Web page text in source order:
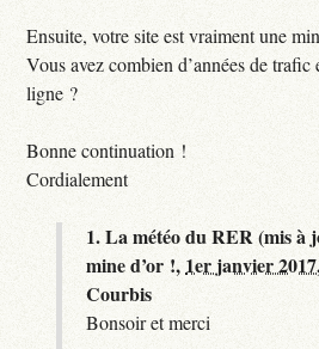
Ensuite, votre site est vraiment une
Vous avez combien d’années de trafic
ligne ?
Bonne continuation !
Cordialement
1.La météo du RER (mis à
mine d’or !, 1er janvier
Courbis
Bonsoir et merci